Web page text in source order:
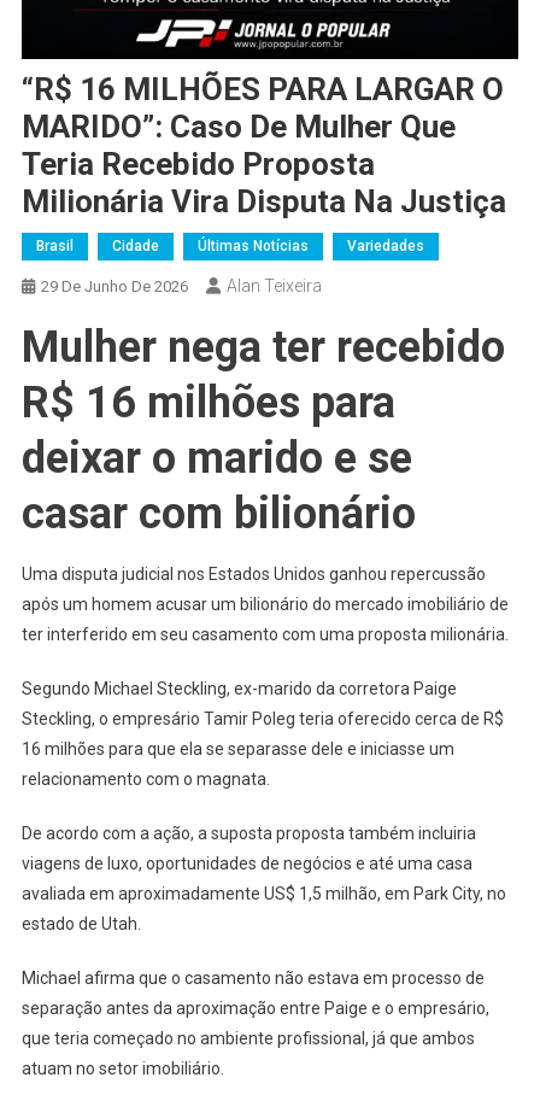
“R$ 16 MILHÕES PARA LARGAR O
MARIDO”: Caso De Mulher Que
Teria Recebido Proposta
Milionária Vira Disputa Na Justiça
Brasil Cidade Últimas Notícias Variedades
29 De Junho De 2026 Alan Teixeira
Mulher nega ter recebido
R$ 16 milhões para
deixar o marido e se
casar com bilionário
Uma disputa judicial nos Estados Unidos ganhou repercussão
após um homem acusar um bilionário do mercado imobiliário de
ter interferido em seu casamento com uma proposta milionária.
Segundo Michael Steckling, ex-marido da corretora Paige
Steckling, o empresário Tamir Poleg teria oferecido cerca de R$
16 milhões para que ela se separasse dele e iniciasse um
relacionamento com o magnata.
De acordo com a ação, a suposta proposta também incluiria
viagens de luxo, oportunidades de negócios e até uma casa
avaliada em aproximadamente US$ 1,5 milhão, em Park City, no
estado de Utah.
Michael afirma que o casamento não estava em processo de
separação antes da aproximação entre Paige e o empresário,
que teria começado no ambiente profissional, já que ambos
atuam no setor imobiliário.